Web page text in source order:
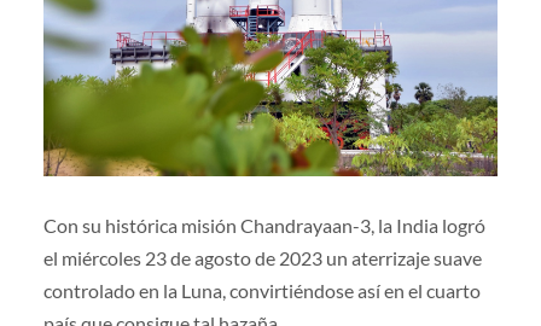
Con su histórica misión Chandrayaan-3, la India logró
el miércoles 23 de agosto de 2023 un aterrizaje suave
controlado en la Luna, convirtiéndose así en el cuarto